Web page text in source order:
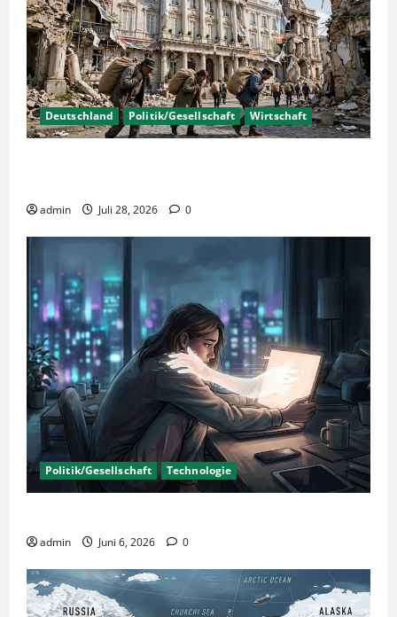
Deutschland Politik/Gesellschaft Wirtschaft
admin Juli 28, 2026 0
Politik/Gesellschaft Technologie
admin Juni 6, 2026 0